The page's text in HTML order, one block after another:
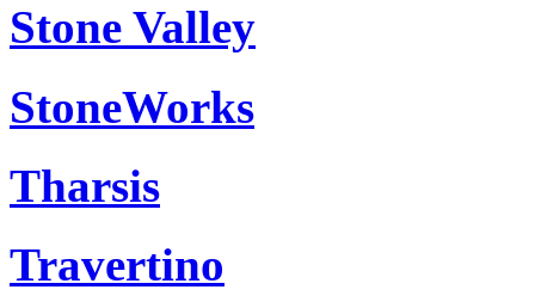
Stone Valley
StoneWorks
Tharsis
Travertino